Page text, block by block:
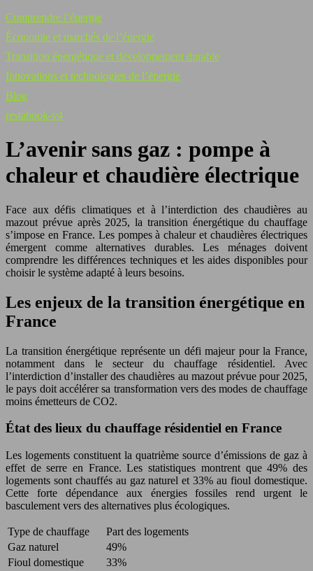
Comprendre l’énergie
Économie et marchés de l’énergie
Transition énergétique et développement durable
Innovations et technologies de l’énergie
Blog
restabook-v4
L’avenir sans gaz : pompe à
chaleur et chaudière électrique
Face aux défis climatiques et à l’interdiction des chaudières au
mazout prévue après 2025, la transition énergétique du chauffage
s’impose en France. Les pompes à chaleur et chaudières électriques
émergent comme alternatives durables. Les ménages doivent
comprendre les différences techniques et les aides disponibles pour
choisir le système adapté à leurs besoins.
Les enjeux de la transition énergétique en
France
La transition énergétique représente un défi majeur pour la France,
notamment dans le secteur du chauffage résidentiel. Avec
l’interdiction d’installer des chaudières au mazout prévue pour 2025,
le pays doit accélérer sa transformation vers des modes de chauffage
moins émetteurs de CO2.
État des lieux du chauffage résidentiel en France
Les logements constituent la quatrième source d’émissions de gaz à
effet de serre en France. Les statistiques montrent que 49% des
logements sont chauffés au gaz naturel et 33% au fioul domestique.
Cette forte dépendance aux énergies fossiles rend urgent le
basculement vers des alternatives plus écologiques.
Type de chauffage
Part des logements
Gaz naturel
49%
Fioul domestique
33%